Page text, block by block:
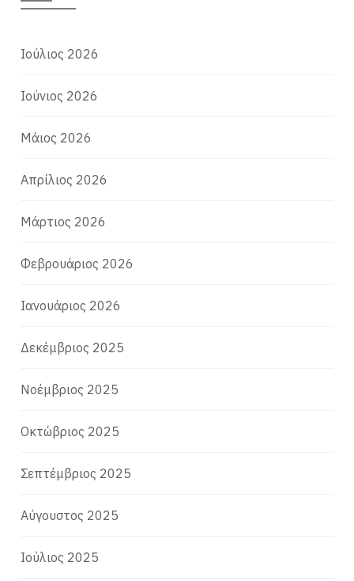
Ιούλιος 2026
Ιούνιος 2026
Μάιος 2026
Απρίλιος 2026
Μάρτιος 2026
Φεβρουάριος 2026
Ιανουάριος 2026
Δεκέμβριος 2025
Νοέμβριος 2025
Οκτώβριος 2025
Σεπτέμβριος 2025
Αύγουστος 2025
Ιούλιος 2025